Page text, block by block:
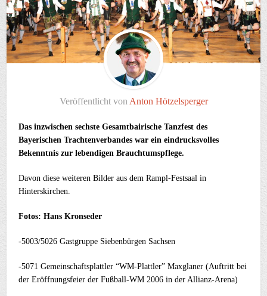
Veröffentlicht von Anton Hötzelsperger
Das inzwischen sechste Gesamtbairische Tanzfest des
Bayerischen Trachtenverbandes war ein eindrucksvolles
Bekenntnis zur lebendigen Brauchtumspflege.
Davon diese weiteren Bilder aus dem Rampl-Festsaal in
Hinterskirchen.
Fotos: Hans Kronseder
-5003/5026 Gastgruppe Siebenbürgen Sachsen
-5071 Gemeinschaftsplattler “WM-Plattler” Maxglaner (Auftritt bei
der Eröffnungsfeier der Fußball-WM 2006 in der Allianz-Arena)